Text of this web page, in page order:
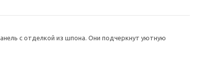
с отделкой из шпона. Они подчеркнут уютную